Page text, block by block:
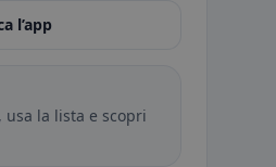
l’app
la lista e scopri